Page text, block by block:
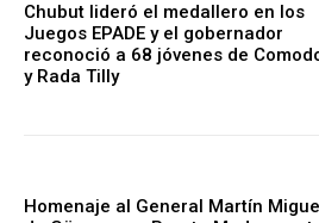
Chubut lideró el medallero en los
Juegos EPADE y el gobernador
reconoció a 68 jóvenes de
y Rada Tilly
Homenaje al General Martín